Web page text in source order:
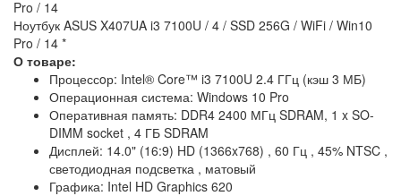
Ноутбук ASUS X407UA i3 7100U / 4 / SSD 256G / WiFi / Win10
Pro / 14 *
О товаре:
Процессoр: Intel® Core™ i3 7100U 2.4 ГГц (кэш 3 МБ)
Операционная система: Windows 10 Pro
Оперативная память: DDR4 2400 МГц SDRAM, 1 x SO-
DIMM socket , 4 ГБ SDRAM
Дисплей: 14.0" (16:9) HD (1366x768) , 60 Гц , 45% NTSC ,
светодиодная подсветка , матовый
Графика: Intel HD Graphics 620